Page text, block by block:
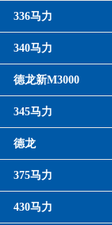
336马力
340马力
德龙新M3000
345马力
德龙
375马力
430马力